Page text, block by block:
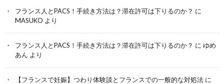
フランス人とPACS！手続き方法は？滞在許可は下りるのか？ に
MASUKO より
フランス人とPACS！手続き方法は？滞在許可は下りるのか？ に ゆめ
あん より
【フランスで妊娠】つわり体験談とフランスでの一般的な対処法 に